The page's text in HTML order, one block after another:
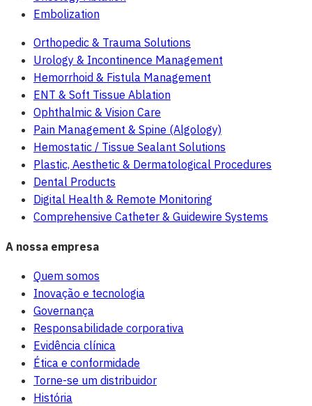
Embolization
Orthopedic & Trauma Solutions
Urology & Incontinence Management
Hemorrhoid & Fistula Management
ENT & Soft Tissue Ablation
Ophthalmic & Vision Care
Pain Management & Spine (Algology)
Hemostatic / Tissue Sealant Solutions
Plastic, Aesthetic & Dermatological Procedures
Dental Products
Digital Health & Remote Monitoring
Comprehensive Catheter & Guidewire Systems
A nossa empresa
Quem somos
Inovação e tecnologia
Governança
Responsabilidade corporativa
Evidência clínica
Ética e conformidade
Torne-se um distribuidor
História